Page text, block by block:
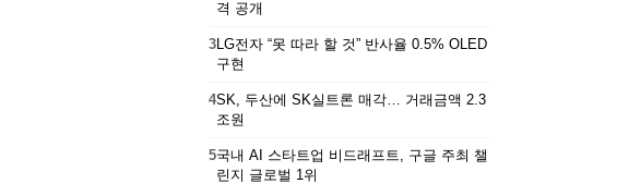
격 공개
3LG전자 “못 따라 할 것” 반사율 0.5% OLED
구현
4SK, 두산에 SK실트론 매각… 거래금액 2.3
조원
5국내 AI 스타트업 비드래프트, 구글 주최 챌
린지 글로벌 1위